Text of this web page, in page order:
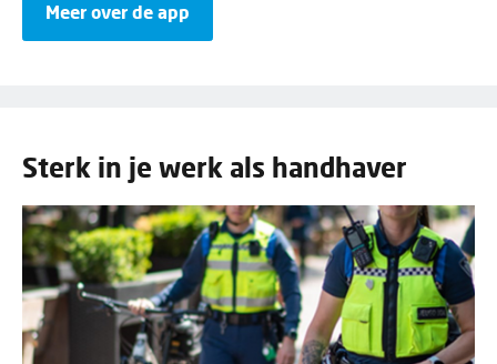
Meer over de app
Sterk in je werk als handhaver